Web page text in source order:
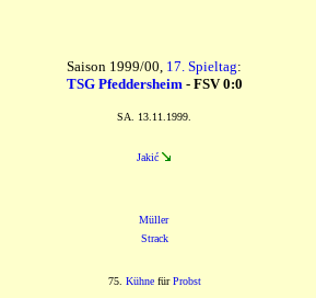
Saison 1999/00, 17. Spieltag:
TSG Pfeddersheim- FSV 0:0
SA. 13.11.1999.
Jakić
Müller
Strack
75. KühnefürProbst